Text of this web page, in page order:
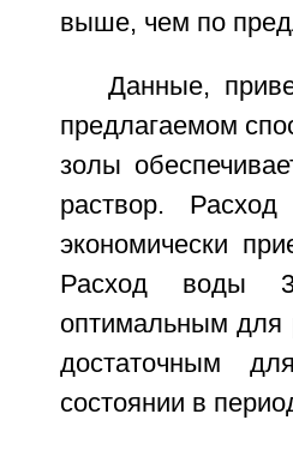
выше, чем по
Данные,
предлагаемом
золы
раствор.
экономически
Расход воды
оптимальным для
достаточным
состоянии в